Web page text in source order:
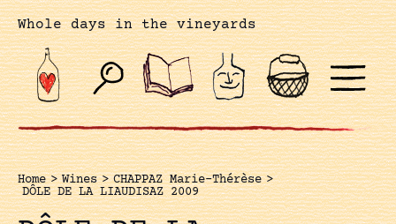
Whole days in the vineyards
Home > Wines > CHAPPAZ Marie-Thérèse >
DÔLE DE LA LIAUDISAZ 2009